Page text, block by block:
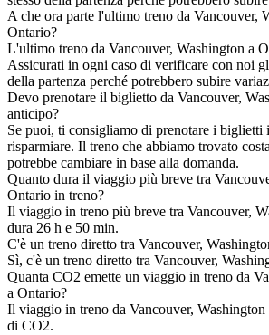
A che ora parte l'ultimo treno da Vancouver,
Ontario?
L'ultimo treno da Vancouver, Washington a
Assicurati in ogni caso di verificare con noi
della partenza perché potrebbero subire
Devo prenotare il biglietto da Vancouver,
anticipo?
Se puoi, ti consigliamo di prenotare i biglietti
risparmiare. Il treno che abbiamo trovato
potrebbe cambiare in base alla domanda.
Quanto dura il viaggio più breve tra
Ontario in treno?
Il viaggio in treno più breve tra Vancouver,
dura 26 h e 50 min.
C'è un treno diretto tra Vancouver,
Sì, c'è un treno diretto tra Vancouver,
Quanta CO2 emette un viaggio in treno da
a Ontario?
Il viaggio in treno da Vancouver,
di CO2.